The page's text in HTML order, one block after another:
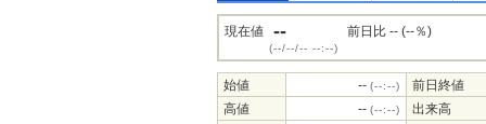
現在値 --
(--/--/-- --:--)
前日比 -- (--％)
始値 -- (--:--)
前日終値
高値
-- (--:--)
出来高